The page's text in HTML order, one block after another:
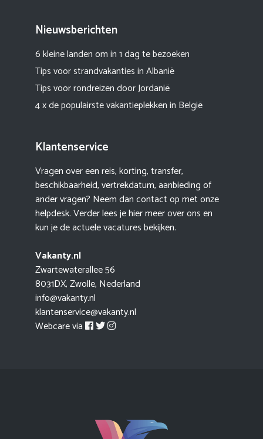
Nieuwsberichten
6 kleine landen om in 1 dag te bezoeken
Tips voor strandvakanties in Albanië
Tips voor rondreizen door Jordanië
4 x de populairste vakantieplekken in België
Klantenservice
Vragen over een reis, korting, transfer,
beschikbaarheid, vertrekdatum, aanbieding of
ander vragen? Neem dan contact op met onze
helpdesk. Verder lees je hier meerover onsen
kun je de actuelevacaturesbekijken.
Vakanty.nl
Zwartewaterallee 56
8031DX, Zwolle, Nederland
info@vakanty.nl
klantenservice@vakanty.nl
Webcare via